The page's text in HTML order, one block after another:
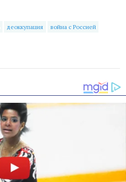
деоккупация
война с Россией